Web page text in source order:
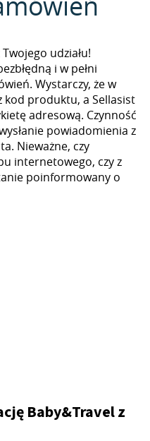
udziału!
i w pełni
Wystarczy, że w
kod produktu, a Sellasist
adresową. Czynność
powiadomienia z
Nieważne, czy
internetowego, czy z
poinformowany o
Baby&Travel z